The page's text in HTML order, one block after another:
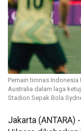
Pemain timnas
Australia dalam laga
Stadion Sepak Bola
Jakarta (ANTARA)